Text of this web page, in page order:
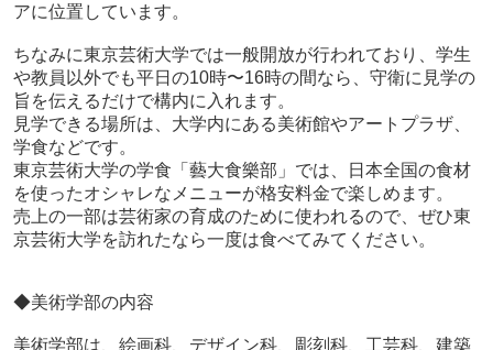
アに位置しています。
ちなみに東京芸術大学では一般開放が行われており、 学生
や教員以外でも平日の10時〜16時の間なら、守衛に見学の
旨を伝えるだけで構内に入れます。
見学できる場所は、大学内にある美術館やアートプラザ、
学食などです。
東京芸術大学の学食「藝大食樂部」では、日本全国の食材
を使ったオシャレなメニューが格安料金で楽しめます。
売上の一部は芸術家の育成のために使われるので、ぜひ東
京芸術大学を訪れたなら一度は食べてみてください。
◆美術学部の内容
美術学部は、絵画科、デザイン科、彫刻科、工芸科、建築